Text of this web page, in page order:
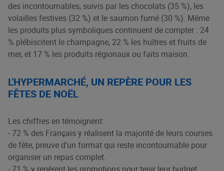
des incontournables, suivis par les chocolats (35 %), les
volailles festives (32 %) et le saumon fumé (30 %). Même
les produits plus symboliques continuent de compter : 24
% plébiscitent le champagne, 22 % les huîtres et fruits de
mer, et 17 % les produits régionaux ou faits maison.
L'HYPERMARCHÉ, UN REPÈRE POUR LES
FÊTES DE NOËL
Les chiffres en témoignent:
- 72 % des Français y réalisent la majorité de leurs courses
de fête, preuve d’un format qui reste incontournable pour
organiser un repas complet.